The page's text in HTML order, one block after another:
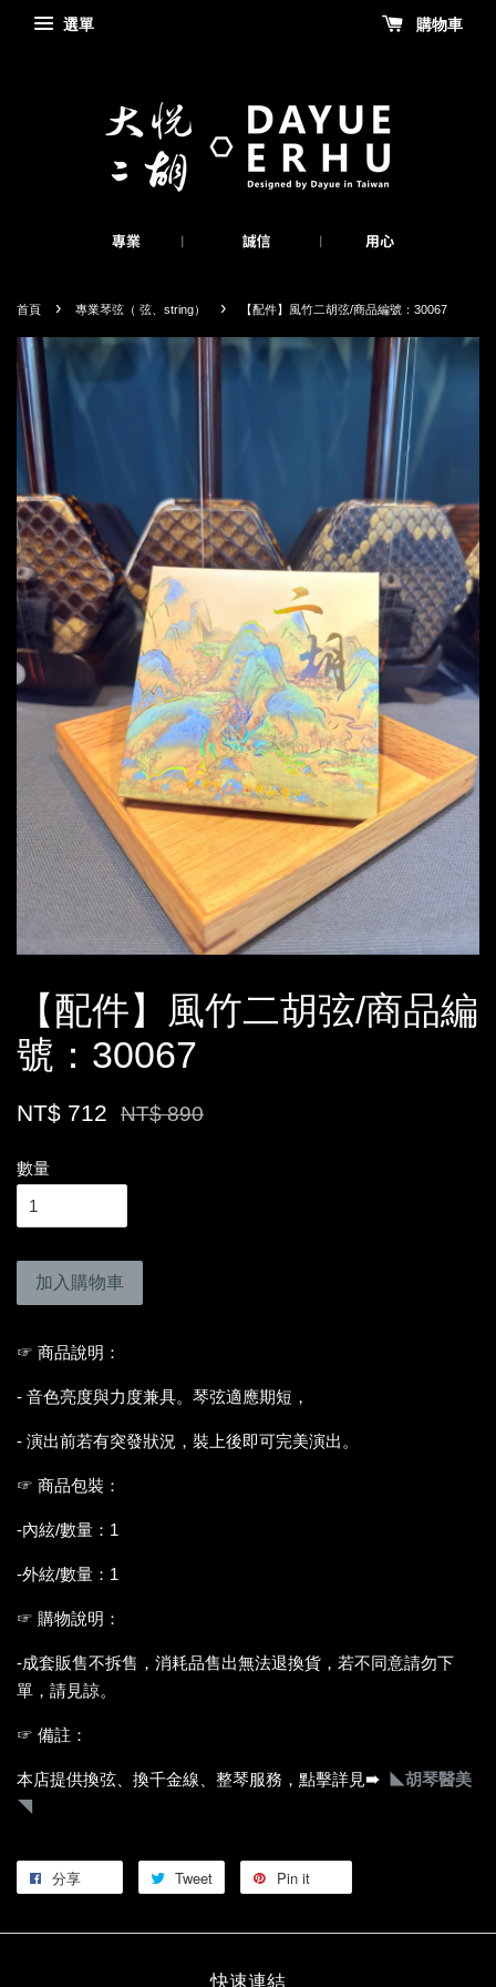
選單 購物車
首頁 › 專業琴弦（ 弦、string） › 【配件】風竹二胡弦/商品編號：30067
【配件】風竹二胡弦/商品編
號：30067
NT$ 712 NT$ 890
數量
加入購物車
☞ 商品說明：
- 音色亮度與力度兼具。琴弦適應期短，
- 演出前若有突發狀況，裝上後即可完美演出。
☞ 商品包裝：
-內絃/數量：1
-外絃/數量：1
☞ 購物說明：
-成套販售不拆售，消耗品售出無法退換貨，若不同意請勿下
單，請見諒。
☞ 備註：
本店提供換弦、換千金線、整琴服務，點擊詳見➠ ◣胡琴醫美
◥
分享 Tweet Pin it
快速連結